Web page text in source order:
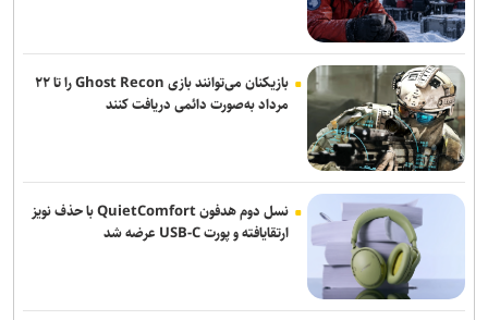
پویش ملی «نامه‌ای از آسمان» همزمان با بارش شهابی برساوشی برگزار
می‌شود
تجمعات مردمی امشب؛ تجدید میثاق با شهدای مدافع حرم و پاسداشت
شهدای اقتدار ایران
از احیای «آژانس دوستی» تا ابهام در پخش «سلمان فارسی» در سال
۱۴۰۵
بازیکنان می‌توانند بازی Ghost Recon را تا ۲۲
مرداد به‌صورت دائمی دریافت کنند
نسل دوم هدفون QuietComfort با حذف نویز
ارتقایافته و پورت USB-C عرضه شد